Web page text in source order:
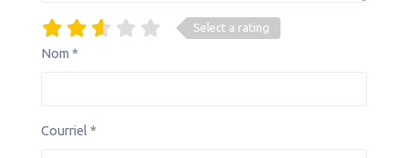
Select a rating
Nom *
Courriel *